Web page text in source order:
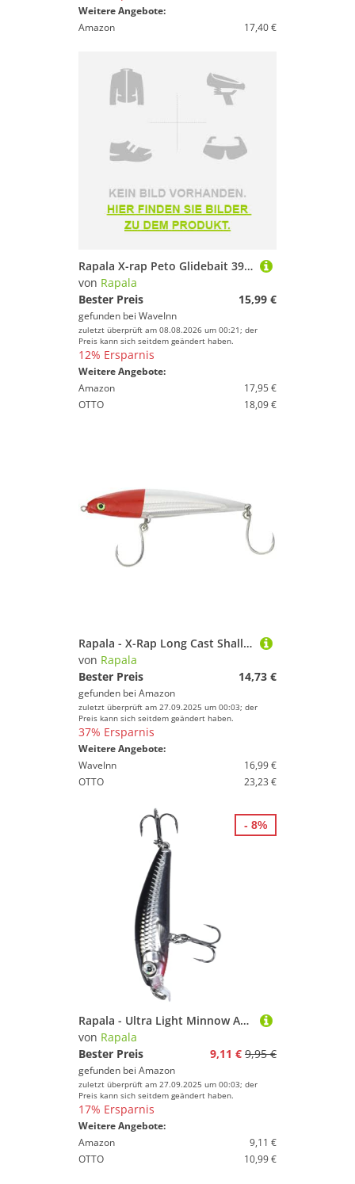
Weitere Angebote:
Amazon
17,40 €
Rapala X-rap Peto Glidebait 39g 140 Mm Mehrfarbig
von Rapala
Bester Preis
15,99 €
gefunden bei WaveInn
zuletzt überprüft am 08.08.2026 um 00:21; der
Preis kann sich seitdem geändert haben.
12% Ersparnis
Weitere Angebote:
Amazon
17,95 €
OTTO
18,09 €
Rapala - X-Rap Long Cast Shallow Angelköder - Angelzubehör - Salzwasser Spinnköder für Raubfische - Lauftiefe 0.3-0.6m - Fischköder 12cm, 36g - Hergestellt in Estland - Red Head
von Rapala
Bester Preis
14,73 €
gefunden bei Amazon
zuletzt überprüft am 27.09.2025 um 00:03; der
Preis kann sich seitdem geändert haben.
37% Ersparnis
Weitere Angebote:
WaveInn
16,99 €
OTTO
23,23 €
Rapala - Ultra Light Minnow Angelköder - Angelköder mit Spezieller Tauchschaufel - Süßwasser Spinnköder - Lauftiefe 0,6-0,9m - Fischköder 4cm, 3g - Hergestellt in Estland - Chrome
von Rapala
Bester Preis
9,11 € 9,95 €
gefunden bei Amazon
zuletzt überprüft am 27.09.2025 um 00:03; der
Preis kann sich seitdem geändert haben.
17% Ersparnis
Weitere Angebote:
Amazon
9,11 €
OTTO
10,99 €
- 8%